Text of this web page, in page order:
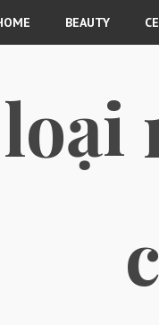
BEAUTY